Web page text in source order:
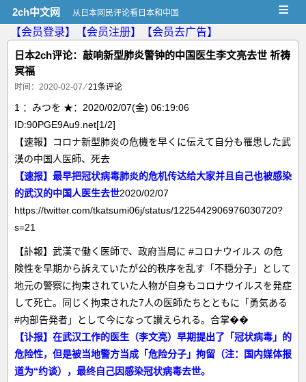
2ch中文网 从日本网民评论看日本和中国 ≡
【会员登录】 【会员注册】
【会员去广告】
日本2ch评论：敲响新型肺炎警钟的中国医生李文亮去世 祈祷
冥福
时间：2020-02-07 ⁄21条评论
1 ：みつを ★：2020/02/07(金) 06:19:06
ID:90PGE9Au9.net[1/2]
【速報】コロナ新型肺炎の危機を早くに伝えて自分も罹患した武
漢の中国人医師、死去
【速报】最早把冠状病毒肺炎的危机传达给大家并且自己也被感染
的武汉的中国人医生去世2020/02/07
https://twitter.com/tkatsumi06j/status/1225442906976030720?
s=21
【訃報】武漢で働く医師で、政府当局に #コロナウイルス の危
険性を早期から訴えていたが公的秩序を乱す「不穏分子」として
地元の警察に拘束されていた人物が自身もコロナウイルスを発症
して死亡。同じく拘束された7人の医師たちとともに「勇気ある
#内部告発者」として今になって讃えられる。合掌��
【讣报】在武汉工作的医生（李文亮）早期提出了「冠状病毒」的
危险性，但是被当地警方当成「危险分子」拘留（注：国内媒体报
道为“约谈），最终自己因感染冠状病毒去世。